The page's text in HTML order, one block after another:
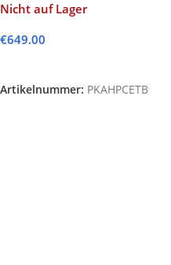
Nicht auf Lager
€649.00
Artikelnummer: PKAHPCETB